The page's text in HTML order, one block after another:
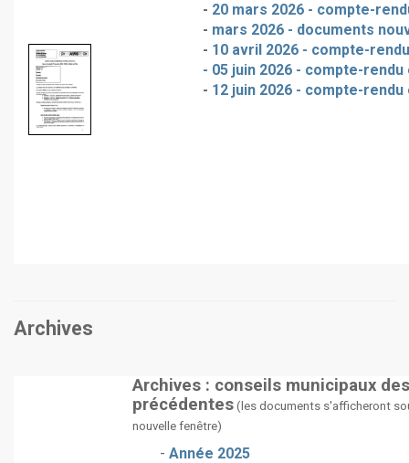
- 20 mars 2026 - compte-
- mars 2026 - documents
- 10 avril 2026 - compte-
- 05 juin 2026 - compte-
- 12 juin 2026 - compte-
Archives
Archives : conseils municipaux
précédentes (les documents s'afficheront
nouvelle fenêtre)
- Année 2025